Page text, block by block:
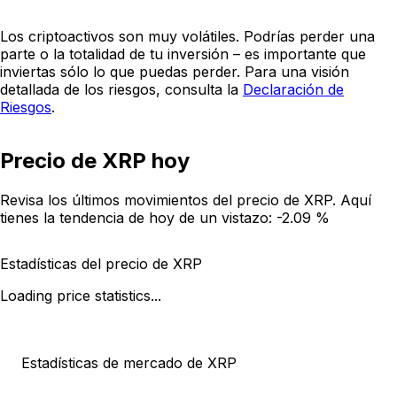
Los criptoactivos son muy volátiles. Podrías perder una
parte o la totalidad de tu inversión – es importante que
inviertas sólo lo que puedas perder. Para una visión
detallada de los riesgos, consulta la Declaración de
Riesgos.
Precio de XRP hoy
Revisa los últimos movimientos del precio de XRP. Aquí
tienes la tendencia de hoy de un vistazo: -2.09 %
Estadísticas del precio de XRP
Loading price statistics...
Estadísticas de mercado de XRP